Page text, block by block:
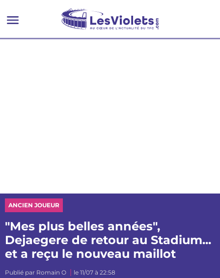
ANCIEN JOUEUR
"Mes plus belles années",
Dejaegere de retour au Stadium...
et a reçu le nouveau maillot
Publié par Romain O le 11/07 à 22:58